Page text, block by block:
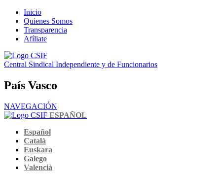
Inicio
Quienes Somos
Transparencia
Afíliate
Central Sindical Independiente y de Funcionarios
País Vasco
NAVEGACIÓN
ESPAÑOL
Español
Català
Euskara
Galego
Valencià